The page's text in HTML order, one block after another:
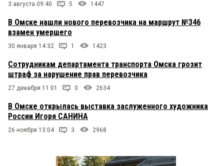
3 августа 09:40 5 1447
В Омске нашли нового перевозчика на маршрут №346
взамен умершего
30 января 14:32 1 1423
Сотрудникам департамента транспорта Омска грозит
штраф за нарушение прав перевозчика
27 декабря 11:01 0 2634
В Омске открылась выставка заслуженного художника
России Игоря САНИНА
26 ноября 13:04 3 2968